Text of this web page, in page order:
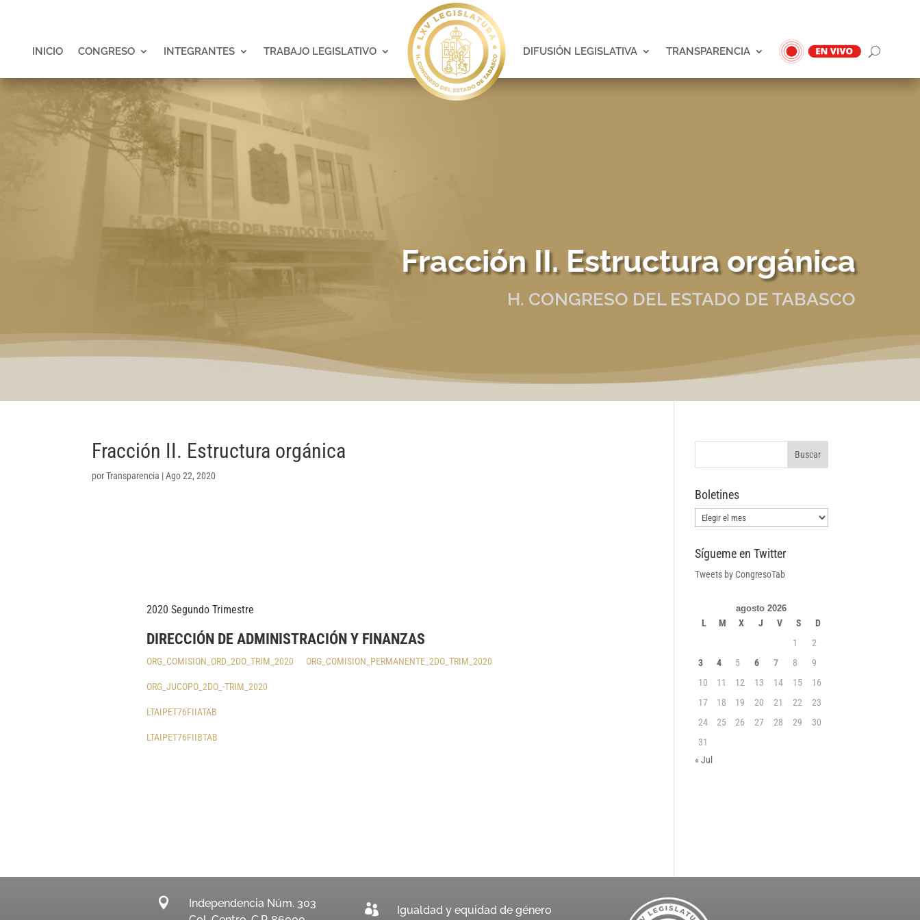
INICIO CONGRESO INTEGRANTES TRABAJO LEGISLATIVO DIFUSIÓN LEGISLATIVA TRANSPARENCIA
Fracción II. Estructura orgánica
H. CONGRESO DEL ESTADO DE TABASCO
Fracción II. Estructura orgánica
porTransparencia |Ago 22, 2020
2020 Segundo Trimestre
DIRECCIÓN DE ADMINISTRACIÓN Y FINANZAS
ORG_COMISION_ORD_2DO_TRIM_2020 ORG_COMISION_PERMANENTE_2DO_TRIM_2020
ORG_JUCOPO_2DO_-TRIM_2020
LTAIPET76FIIATAB
LTAIPET76FIIBTAB
Boletines
Boletines
Sígueme en Twitter
Tweets by CongresoTab
agosto 2026
L M X J V S
D
1
2
3
4 5 6 7 8
9
10
11 12 13 14 15
16
17
18 19 20 21 22
23
24
25 26 27 28 29
30
31
« Jul

Independencia Núm. 303
 Igualdad y equidad de género